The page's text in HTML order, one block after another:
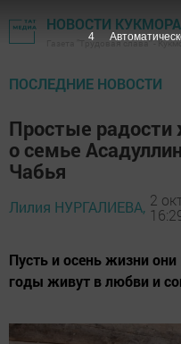
НОВОСТИ КУКМОРА
Газета "Трудовая слава" -
ПОСЛЕДНИЕ НОВОСТИ
Простые радости
о семье
Чабья
Лилия НУРГАЛИЕВА, 2
Пусть и осень жизни
годы живут в любви и
2